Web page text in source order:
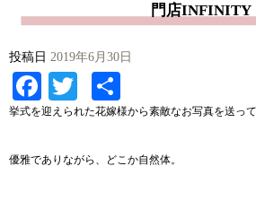
門店INFINITY
投稿日 2019年6月30日
Facebook
Twitter
有
挙式を迎えられた花嫁様から素敵なお写真を送って
優雅でありながら、どこか自然体。